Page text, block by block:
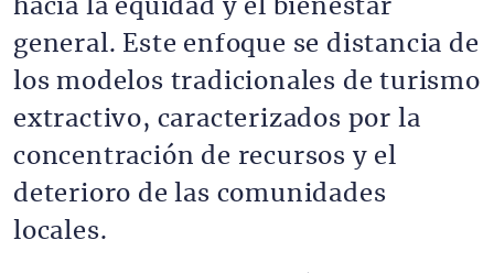
hacia la equidad y el bienestar
general. Este enfoque se distancia de
los modelos tradicionales de turismo
extractivo, caracterizados por la
concentración de recursos y el
deterioro de las comunidades
locales.